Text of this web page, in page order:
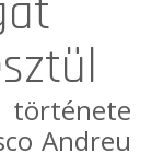
Andreu